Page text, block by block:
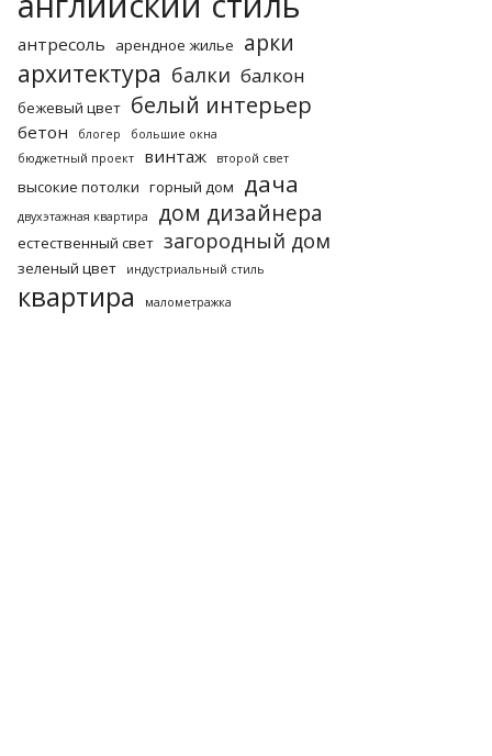
антресоль арендное жилье арки
архитектура балки балкон
бежевый цвет белый интерьер
бетон блогер
большие окна
бюджетный проект
винтаж второй свет
высокие потолки горный дом дача
двухэтажная квартира дом дизайнера
естественный свет загородный дом
зеленый цвет индустриальный стиль
квартира малометражка